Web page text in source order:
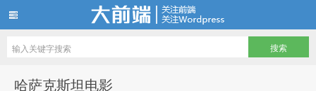
哈萨克斯坦电影